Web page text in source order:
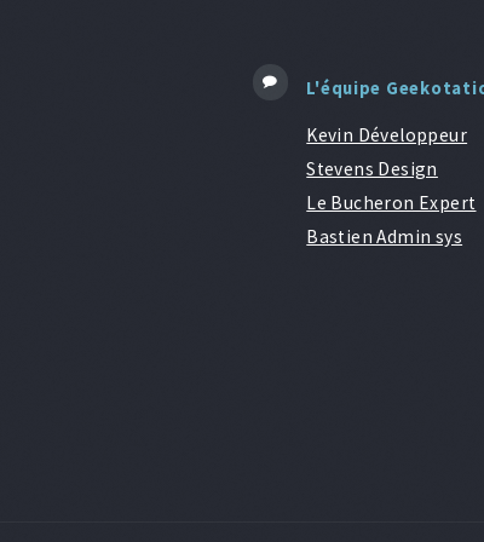
L'équipe
Kevin Développeur
Stevens Design
Le Bucheron Expert
Bastien Admin sys